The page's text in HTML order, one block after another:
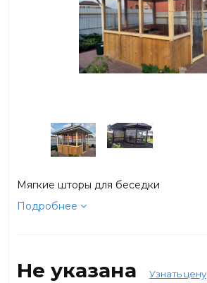
Мягкие шторы для беседки
Подробнее
Не указана Узнать цену